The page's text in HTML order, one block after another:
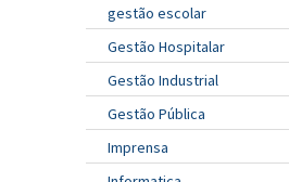
gestão escolar
Gestão Hospitalar
Gestão Industrial
Gestão Pública
Imprensa